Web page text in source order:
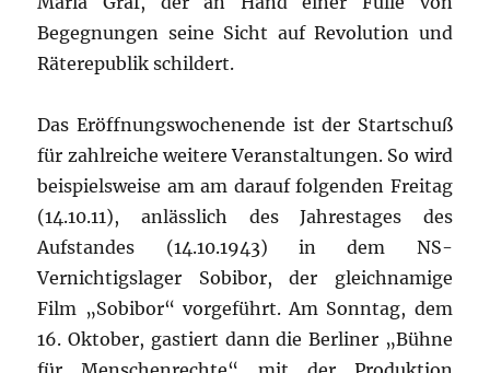
Begegnungen seine Sicht auf Revolution und
Räterepublik schildert.
Das Eröffnungswochenende ist der Startschuß
für zahlreiche weitere Veranstaltungen. So wird
beispielsweise am am darauf folgenden Freitag
(14.10.11), anlässlich des Jahrestages des
Aufstandes (14.10.1943) in dem NS-
Vernichtigslager Sobibor, der gleichnamige
Film „Sobibor“ vorgeführt. Am Sonntag, dem
16. Oktober, gastiert dann die Berliner „Bühne